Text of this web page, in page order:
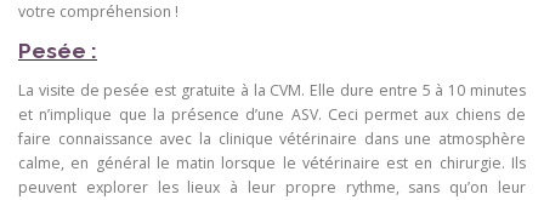
votre compréhension !
Pesée :
La visite de pesée est gratuite à la CVM. Elle dure entre 5 à 10 minutes
et n’implique que la présence d’une ASV. Ceci permet aux chiens de
faire connaissance avec la clinique vétérinaire dans une atmosphère
calme, en général le matin lorsque le vétérinaire est en chirurgie. Ils
peuvent explorer les lieux à leur propre rythme, sans qu’on leur